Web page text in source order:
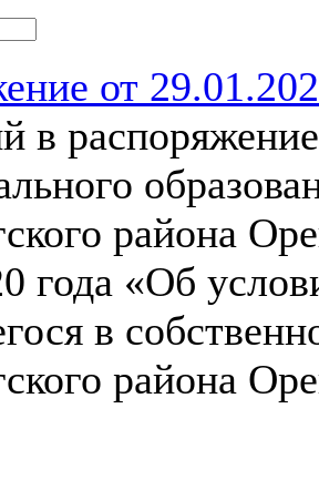
от
в
района
года «Об
в
района